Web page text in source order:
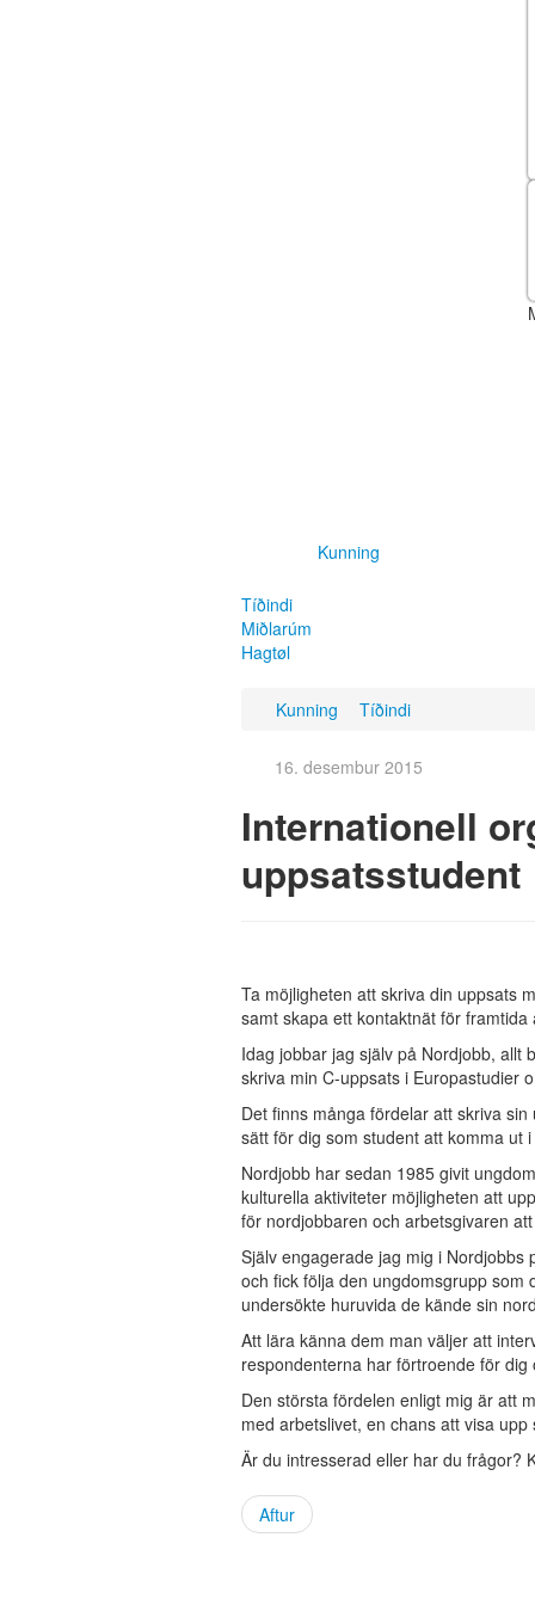
Kunning
Tíðindi
Miðlarúm
Hagtøl
Kunning Tíðindi
16. desembur 2015
Internationell
uppsatsstudent
Ta möjligheten att skriva din uppsats
samt skapa ett kontaktnät för framtida
Idag jobbar jag själv på Nordjobb, allt
skriva min C-uppsats i Europastudier
Det finns många fördelar att skriva
sätt för dig som student att komma ut
Nordjobb har sedan 1985 givit
kulturella aktiviteter möjligheten att
för nordjobbaren och arbetsgivaren
Själv engagerade jag mig i
och fick följa den ungdomsgrupp
undersökte huruvida de kände sin
Att lära känna dem man väljer att
respondenterna har förtroende för
Den största fördelen enligt mig är att
med arbetslivet, en chans att visa
Är du intresserad eller har du frågor?
Aftur